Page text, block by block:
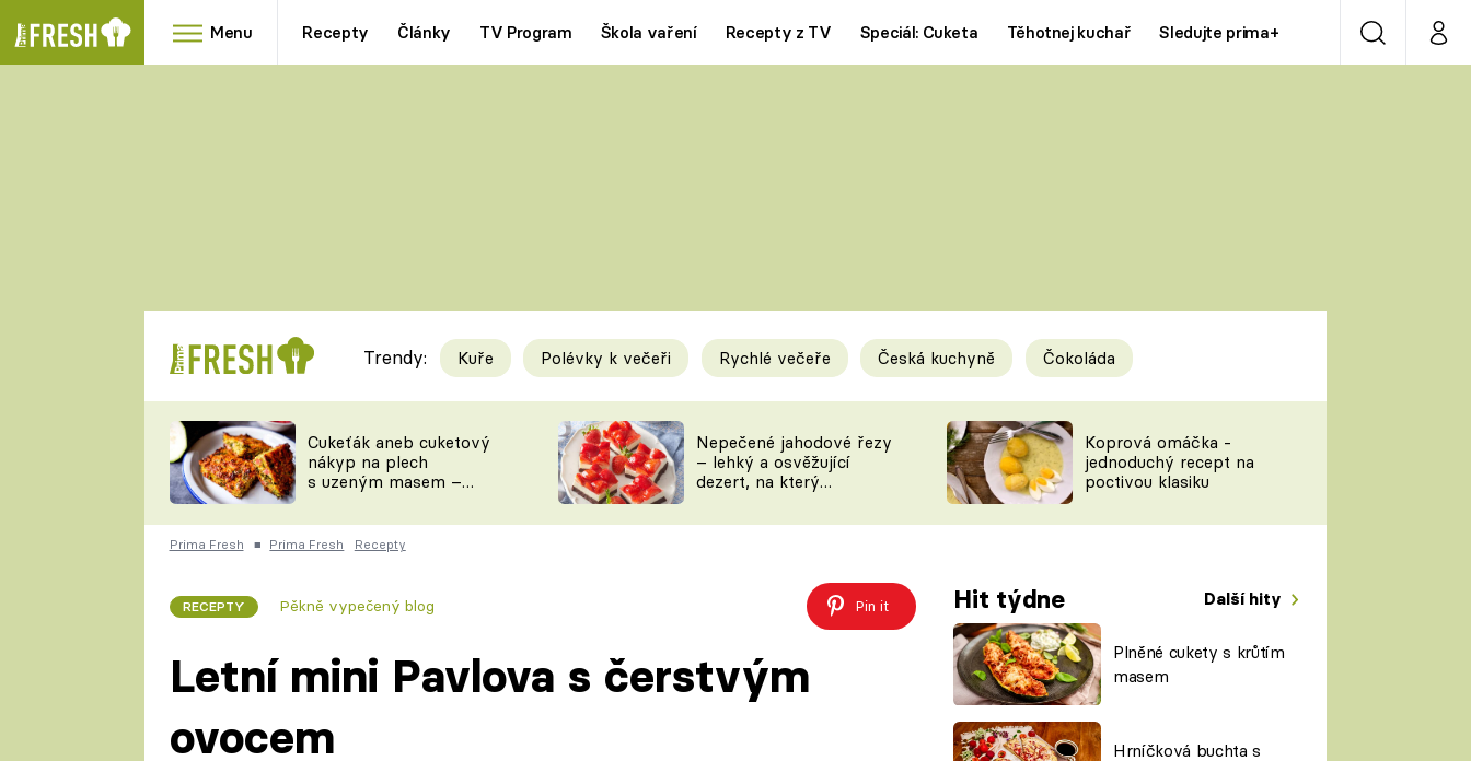
Menu Recepty Články TV Program Škola vaření Recepty z TV Speciál: Cuketa Těhotnej kuchař Sledujte prima+ VyhledáváníMůj
RYCHLOVKY
Videorecepty
TEĎ VAŘÍ ŠÉF!
ČESKO NA TALÍŘI
KUCHAŘKA
Tipy a triky
KAM ZA JÍDLEM
VYCHYTÁVKY
Novinky
ŠÉFREDAKTORKY
ČASOPIS
Prima LAJK
Sledujte nás
Trendy: Kuře Polévky k večeři Rychlé večeře Česká kuchyně Čokoláda
Cukeťák aneb cuketový
nákyp na plech
s uzeným masem –
zpracovat přerostlé
cukety
Nepečené jahodové řezy
– lehký a osvěžující
dezert, na který
Koprová omáčka -
jednoduchý recept na
poctivou klasiku
Prima Fresh ■ Prima Fresh Recepty
RECEPTY Pěkně vypečený blog Pin it Hit týdne Další hity
Plněné cukety s krůtím
masem
Hrníčková buchta s
Letní mini Pavlova s čerstvým
ovocem